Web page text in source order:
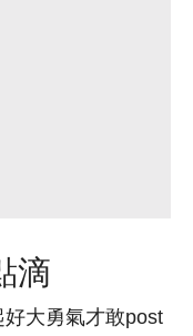
滴
大勇氣才敢post